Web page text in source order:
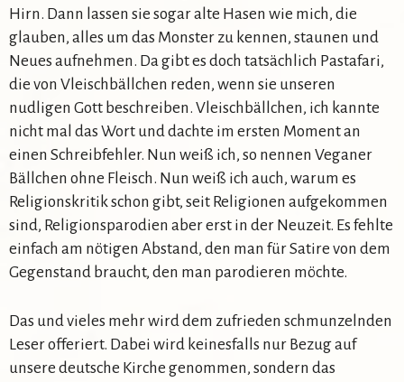
Hirn. Dann lassen sie sogar alte Hasen wie mich, die
glauben, alles um das Monster zu kennen, staunen und
Neues aufnehmen. Da gibt es doch tatsächlich Pastafari,
die von Vleischbällchen reden, wenn sie unseren
nudligen Gott beschreiben. Vleischbällchen, ich kannte
nicht mal das Wort und dachte im ersten Moment an
einen Schreibfehler. Nun weiß ich, so nennen Veganer
Bällchen ohne Fleisch. Nun weiß ich auch, warum es
Religionskritik schon gibt, seit Religionen aufgekommen
sind, Religionsparodien aber erst in der Neuzeit. Es fehlte
einfach am nötigen Abstand, den man für Satire von dem
Gegenstand braucht, den man parodieren möchte.
Das und vieles mehr wird dem zufrieden schmunzelnden
Leser offeriert. Dabei wird keinesfalls nur Bezug auf
unsere deutsche Kirche genommen, sondern das